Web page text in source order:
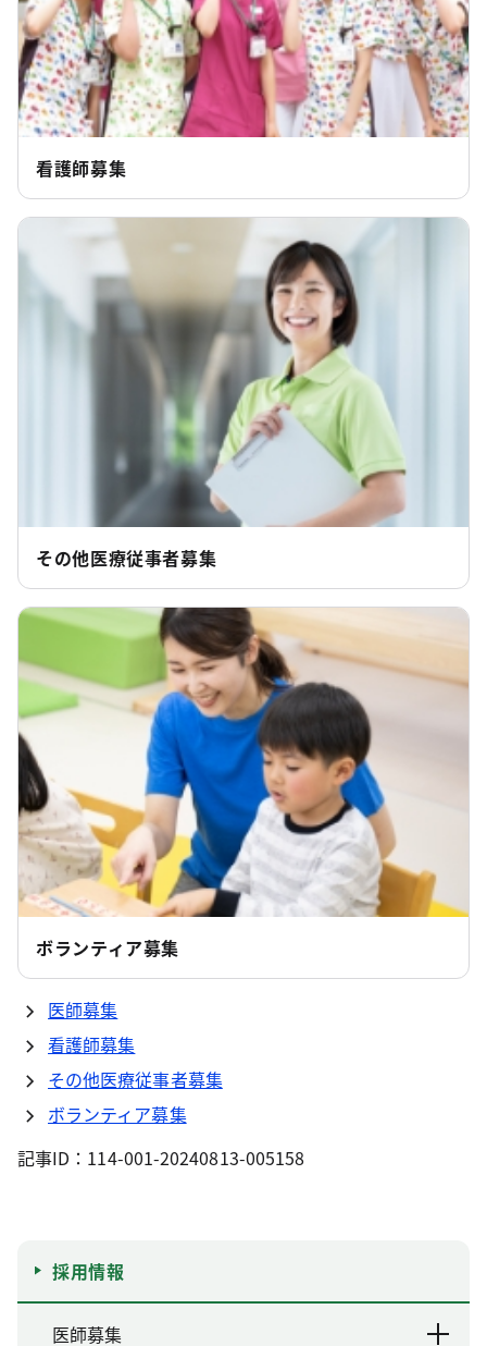
看護師募集
その他医療従事者募集
ボランティア募集
医師募集
看護師募集
その他医療従事者募集
ボランティア募集
記事ID：114-001-20240813-005158
採用情報
医師募集